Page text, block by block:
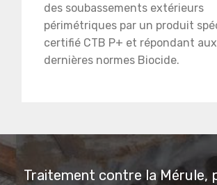
des soubassements extérieurs
périmétriques par un produit
certifié CTB P+ et répondant aux
dernières normes Biocide.
Traitement contre la Mérule,